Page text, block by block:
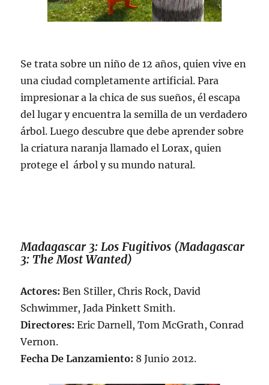
Se trata sobre un niño de 12 años, quien vive en
una ciudad completamente artificial. Para
impresionar a la chica de sus sueños, él escapa
del lugar y encuentra la semilla de un verdadero
árbol. Luego descubre que debe aprender sobre
la criatura naranja llamado el Lorax, quien
protege el árbol y su mundo natural.
Madagascar 3: Los Fugitivos (Madagascar
3: The Most Wanted)
Actores: Ben Stiller, Chris Rock, David
Schwimmer, Jada Pinkett Smith.
Directores: Eric Darnell, Tom McGrath, Conrad
Vernon.
Fecha De Lanzamiento: 8 Junio 2012.